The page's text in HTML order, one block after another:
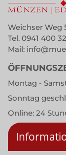
Weichser Weg
Tel. 0941 400
Mail:
Montag -
Sonntag
Online: 24